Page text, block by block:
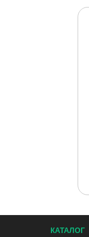
КАТАЛОГ